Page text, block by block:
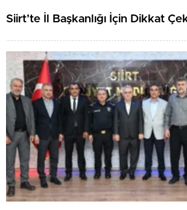
Siirt’te İl Başkanlığı İçin Dikkat